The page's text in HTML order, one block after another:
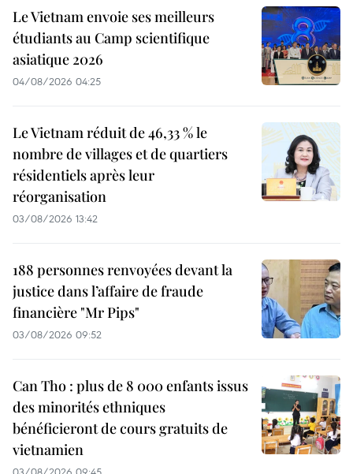
Le Vietnam envoie ses meilleurs
étudiants au Camp scientifique
asiatique 2026
04/08/2026 04:25
Le Vietnam réduit de 46,33 % le
nombre de villages et de quartiers
résidentiels après leur
réorganisation
03/08/2026 13:42
188 personnes renvoyées devant la
justice dans l’affaire de fraude
financière "Mr Pips"
03/08/2026 09:52
Can Tho : plus de 8 000 enfants issus
des minorités ethniques
bénéficieront de cours gratuits de
vietnamien